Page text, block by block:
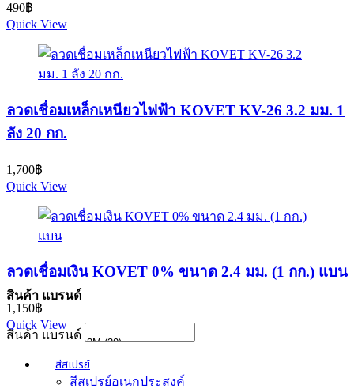
490฿
Quick View
ลวดเชื่อมเหล็กเหนียวไฟฟ้า KOVET KV-26 3.2 มม. 1
ลัง 20 กก.
1,700฿
Quick View
ลวดเชื่อมเงิน KOVET 0% ขนาด 2.4 มม. (1 กก.) แบน
1,150฿
Quick View
สินค้า แบรนด์
สินค้า แบรนด์
สีสเปรย์
สีสเปรย์อเนกประสงค์